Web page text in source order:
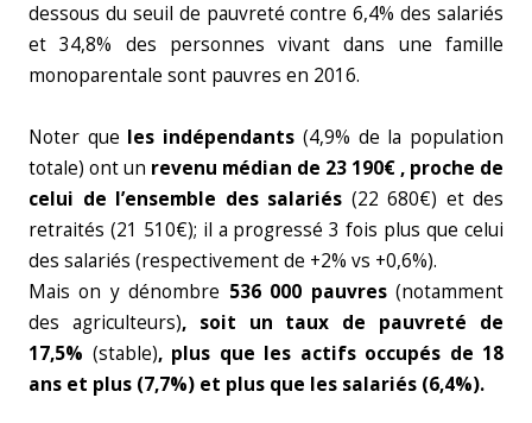
dessous du seuil de pauvreté contre 6,4% des salariés
et 34,8% des personnes vivant dans une famille
monoparentale sont pauvres en 2016.
Noter que les indépendants (4,9% de la population
totale) ont un revenu médian de 23 190€ , proche de
celui de l’ensemble des salariés (22 680€) et des
retraités (21 510€); il a progressé 3 fois plus que celui
des salariés (respectivement de +2% vs +0,6%).
Mais on y dénombre 536 000 pauvres(notamment
des agriculteurs), soit un taux de pauvreté de
17,5% (stable), plus que les actifs occupés de 18
ans et plus (7,7%) et plus que les salariés (6,4%).